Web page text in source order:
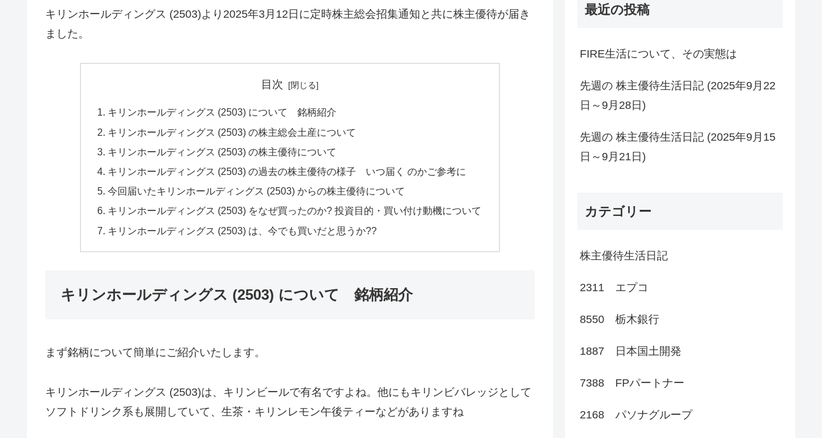
キリンホールディングス (2503)より2025年3月12日に定時株主総会招集通知と共に株主優待が届き
ました。
目次
キリンホールディングス (2503) について 銘柄紹介
キリンホールディングス (2503) の株主総会土産について
キリンホールディングス (2503) の株主優待について
キリンホールディングス (2503) の過去の株主優待の様子 いつ届く のかご参考に
今回届いたキリンホールディングス (2503) からの株主優待について
キリンホールディングス (2503) をなぜ買ったのか? 投資目的・買い付け動機について
キリンホールディングス (2503) は、今でも買いだと思うか??
キリンホールディングス (2503) について 銘柄紹介
まず銘柄について簡単にご紹介いたします。
キリンホールディングス (2503)は、キリンビールで有名ですよね。他にもキリンビバレッジとして
ソフトドリンク系も展開していて、生茶・キリンレモン午後ティーなどがありますね
最近の投稿
FIRE生活について、その実態は
先週の 株主優待生活日記 (2025年9月22
日～9月28日)
先週の 株主優待生活日記 (2025年9月15
日～9月21日)
カテゴリー
株主優待生活日記
2311 エプコ
8550 栃木銀行
1887 日本国土開発
7388 FPパートナー
2168 パソナグループ